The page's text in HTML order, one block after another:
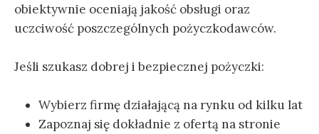
obiektywnie oceniają jakość obsługi oraz
uczciwość poszczególnych pożyczkodawców.
Jeśli szukasz dobrej i bezpiecznej pożyczki:
Wybierz firmę działającą na rynku od kilku lat
Zapoznaj się dokładnie z ofertą na stronie